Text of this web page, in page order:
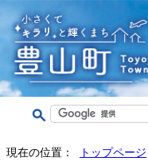
現在の位置： トップページ